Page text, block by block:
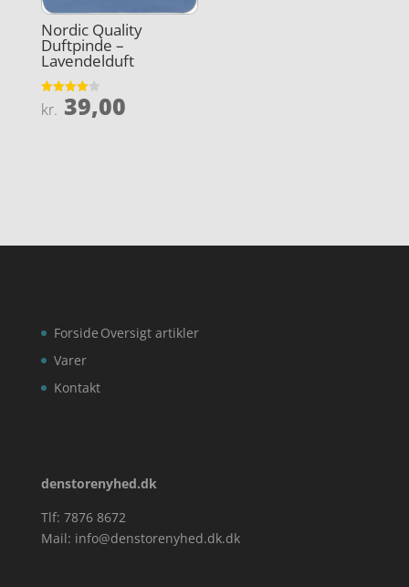
Nordic Quality
Duftpinde –
Lavendelduft
Vurderet
4
kr. 39,00
Forside
Varer
Kontakt
Oversigt artikler
denstorenyhed.dk
Tlf: 7876 8672
Mail: info@denstorenyhed.dk.dk